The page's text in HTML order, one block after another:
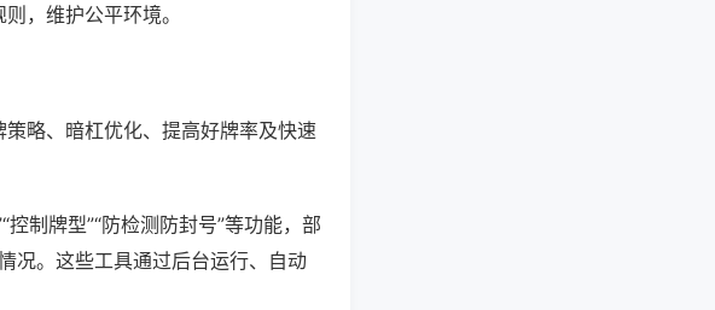
，维护公平环境。
略、暗杠优化、提高好牌率及快速
制牌型”“防检测防封号”等功能，部
况。这些工具通过后台运行、自动